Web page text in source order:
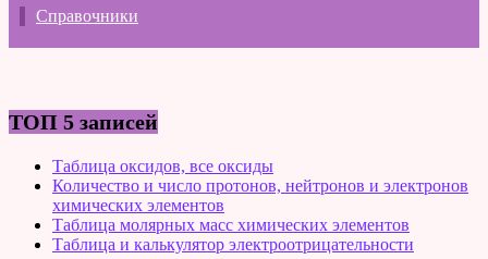
Справочники
ТОП 5 записей
Таблица оксидов, все оксиды
Количество и число протонов, нейтронов и электронов
химических элементов
Таблица молярных масс химических элементов
Таблица и калькулятор электроотрицательности